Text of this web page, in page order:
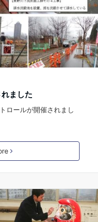
ました
ロールが開催されまし